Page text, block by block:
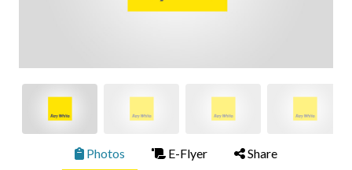
Photos E-Flyer Share